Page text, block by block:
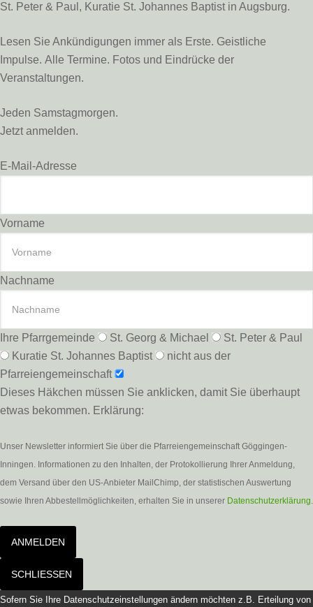
St. Peter & Paul, Kuratie St. Johannes Baptist in Augsburg.
Lesen Sie Ankündigungen immer als Erste. Geistliche
Impulse. Alle Termine. Fotos und Eindrücke der
Veranstaltungen.
Jeden Samstagmorgen.
Jetzt anmelden.
E-Mail-Adresse
Vorname
Nachname
Ihre Pfarrgemeinde St. Georg & Michael
St. Peter & Paul
Kuratie St. Johannes Baptist
nicht aus der
Pfarreiengemeinschaft
Dieses Häkchen müssen Sie anklicken, damit Sie überhaupt
etwas bekommen. Erklärung:
Unser Newsletter informiert Sie über die Pfarreiengemeinschaft Göggingen-
Inningen. Informationen zu den Inhalten, der Protokollierung Ihrer Anmeldung,
dem Versand über den US-Anbieter MailChimp, der statistischen Auswertung
sowie Ihren Abbestellmöglichkeiten, erhalten Sie in unserer Datenschutzerklärung.
ANMELDEN
SCHLIESSEN
Sofern Sie Ihre Datenschutzeinstellungen ändern möchten z.B. Erteilung von